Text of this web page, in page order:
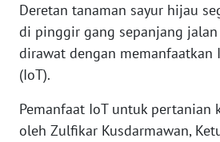
Deretan tanaman sayur hijau
di pinggir gang sepanjang
dirawat dengan memanfaatkan
(IoT).
Pemanfaat IoT untuk pertanian
oleh Zulfikar Kusdarmawan,
WN
JABAR
BANTEN